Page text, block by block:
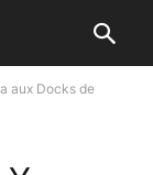
aux Docks de